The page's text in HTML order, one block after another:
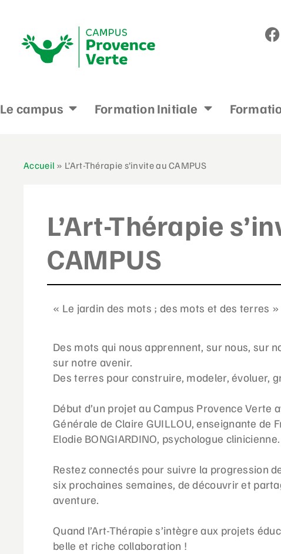
Le campus Formation Initiale
Accueil » L’Art-Thérapie s’invite au CAMPUS
L’Art-Thérapie
CAMPUS
« Le jardin des mots ; des mots et des terres »
Des mots qui nous apprennent, sur nous, sur
sur notre avenir.
Des terres pour construire, modeler, évoluer,
Début d’un projet au Campus Provence Verte
Générale de Claire GUILLOU, enseignante de
Elodie BONGIARDINO, psychologue clinicienne.
Restez connectés pour suivre la progression
six prochaines semaines, de découvrir et
aventure.
Quand l’Art-Thérapie s’intègre aux projets
belle et riche collaboration !